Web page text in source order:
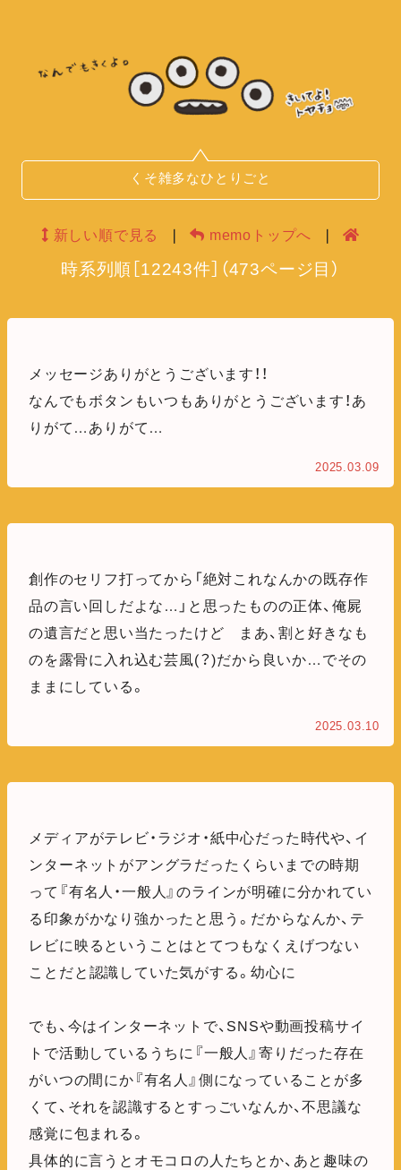
くそ雑多なひとりごと
新しい順で見る memoトップへ
時系列順 12243件］ （473ページ目）
メッセージありがとうございます！！
なんでもボタンもいつもありがとうございます！あ
りがて…ありがて…
2025.03.09
創作のセリフ打ってから「絶対これなんかの既存作
品の言い回しだよな…」と思ったものの正体、俺屍
の遺言だと思い当たったけど まあ、割と好きなも
のを露骨に入れ込む芸風(？)だから良いか…でその
ままにしている。
2025.03.10
メディアがテレビ・ラジオ・紙中心だった時代や、イ
ンターネットがアングラだったくらいまでの時期
って『有名人・一般人』のラインが明確に分かれてい
る印象がかなり強かったと思う。だからなんか、テ
レビに映るということはとてつもなくえげつない
ことだと認識していた気がする。幼心に
でも、今はインターネットで、SNSや動画投稿サイ
トで活動しているうちに『一般人』寄りだった存在
がいつの間にか『有名人』側になっていることが多
くて、それを認識するとすっごいなんか、不思議な
感覚に包まれる。
具体的に言うとオモコロの人たちとか、あと趣味の